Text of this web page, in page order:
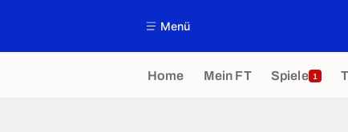
Menü
Home Mein FT Spiele 1